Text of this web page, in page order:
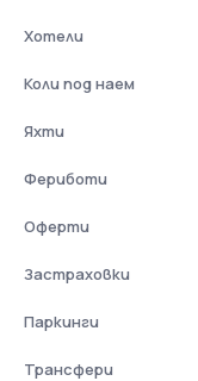
Хотели
Коли под наем
Яхти
Фериботи
Оферти
Застраховки
Паркинги
Трансфери